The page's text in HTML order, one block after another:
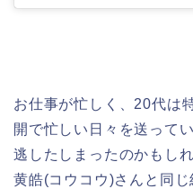
お仕事が忙しく、20代は
開で忙しい日々を送って
逃したしまったのかもし
黄皓(コウコウ)さんと同